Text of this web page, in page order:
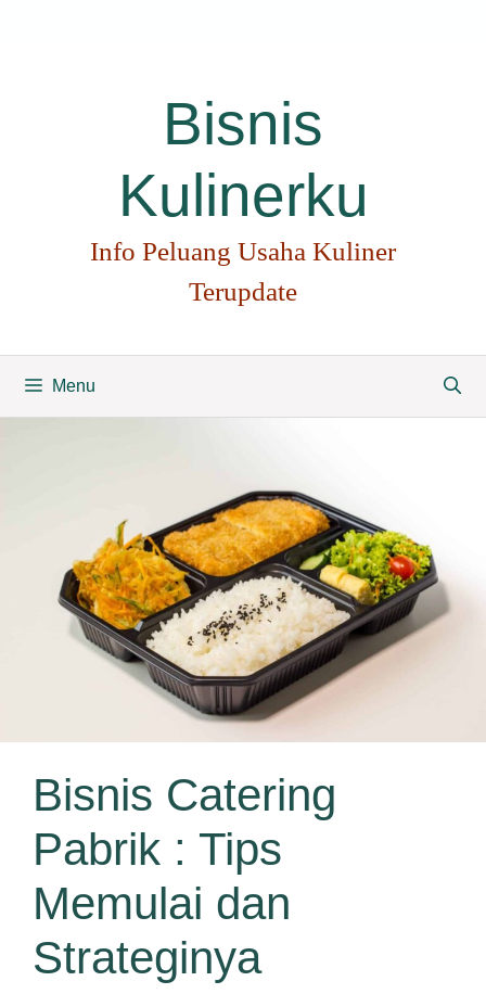
Bisnis
Kulinerku
Info Peluang Usaha Kuliner
Terupdate
Menu
Bisnis Catering
Pabrik : Tips
Memulai dan
Strateginya